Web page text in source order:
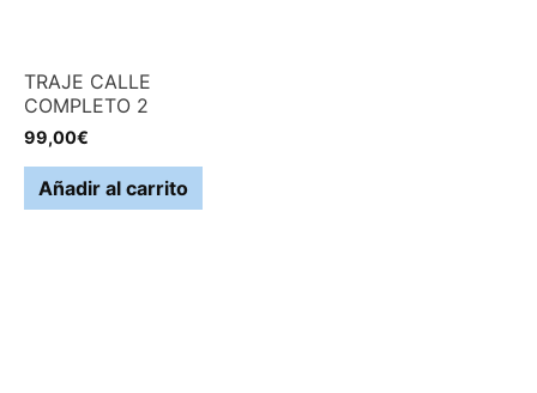
TRAJE CALLE
COMPLETO 2
99,00€
Añadir al carrito